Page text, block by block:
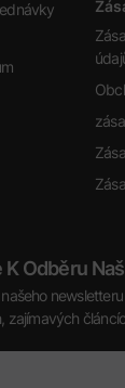
K Odběru
zajímavých